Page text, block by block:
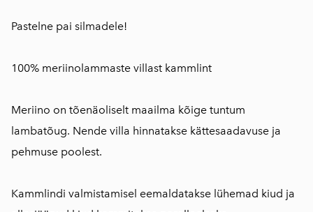
Pastelne pai silmadele!
100% meriinolammaste villast kammlint
Meriino on tõenäoliselt maailma kõige tuntum
lambatõug. Nende villa hinnatakse kättesaadavuse ja
pehmuse poolest.
Kammlindi valmistamisel eemaldatakse lühemad kiud ja